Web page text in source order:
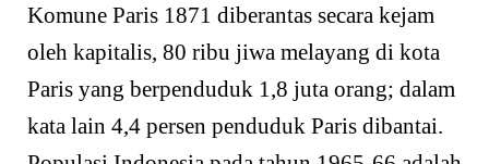
Komune Paris 1871 diberantas secara kejam
oleh kapitalis, 80 ribu jiwa melayang di kota
Paris yang berpenduduk 1,8 juta orang; dalam
kata lain 4,4 persen penduduk Paris dibantai.